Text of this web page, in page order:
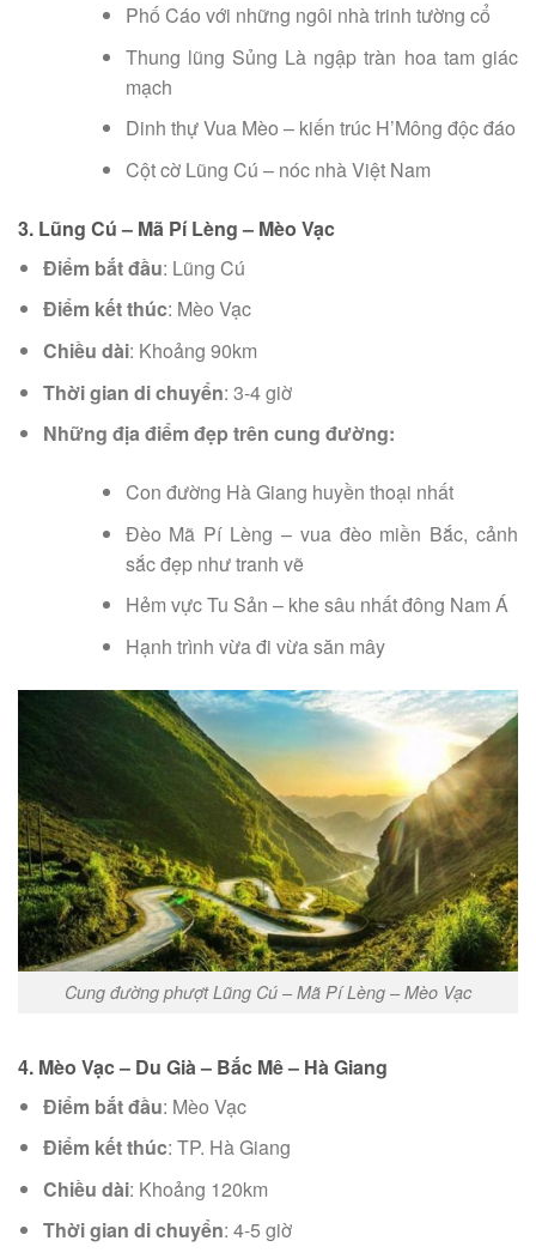
Phố Cáo với những ngôi nhà trinh tường cổ
Thung lũng Sủng Là ngập tràn hoa tam giác
mạch
Dinh thự Vua Mèo – kiến trúc H’Mông độc đáo
Cột cờ Lũng Cú – nóc nhà Việt Nam
3. Lũng Cú – Mã Pí Lèng – Mèo Vạc
Điểm bắt đầu: Lũng Cú
Điểm kết thúc: Mèo Vạc
Chiều dài: Khoảng 90km
Thời gian di chuyển: 3-4 giờ
Những địa điểm đẹp trên cung đường:
Con đường Hà Giang huyền thoại nhất
Đèo Mã Pí Lèng – vua đèo miền Bắc, cảnh
sắc đẹp như tranh vẽ
Hẻm vực Tu Sản – khe sâu nhất đông Nam Á
Hạnh trình vừa đi vừa săn mây
Cung đường phượt Lũng Cú – Mã Pí Lèng – Mèo Vạc
4. Mèo Vạc – Du Già – Bắc Mê – Hà Giang
Điểm bắt đầu: Mèo Vạc
Điểm kết thúc: TP. Hà Giang
Chiều dài: Khoảng 120km
Thời gian di chuyển: 4-5 giờ